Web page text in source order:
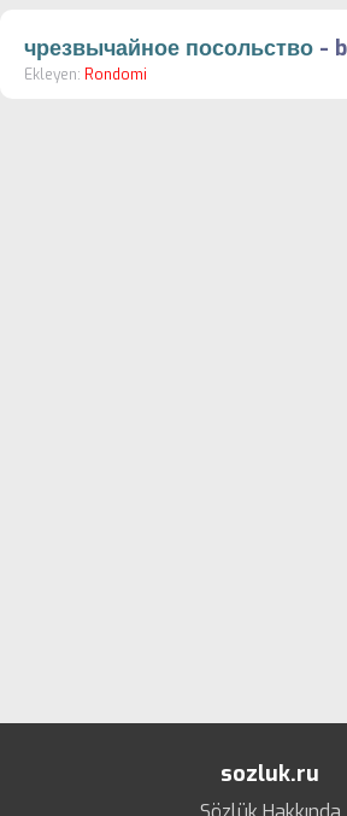
чрезвычайное посольство -
Ekleyen: Rondomi
sozluk.ru